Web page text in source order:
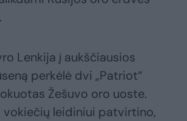
Lenkija į aukščiausios
perkėlė dvi „Patriot“
Žešuvo oro uoste.
vokiečių leidiniui patvirtino,